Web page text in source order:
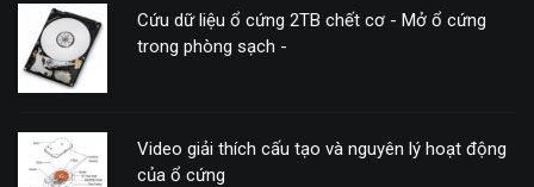
Cứu dữ liệu ổ cứng 2TB chết cơ - Mở ổ cứng
trong phòng sạch -
Video giải thích cấu tạo và nguyên lý hoạt động
của ổ cứng